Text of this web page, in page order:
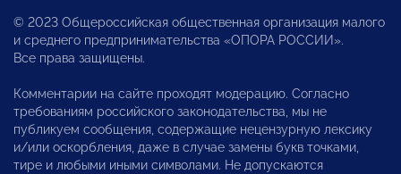
© 2023 Общероссийская общественная организация малого
и среднего предпринимательства «ОПОРА РОССИИ».
Все права защищены.
Комментарии на сайте проходят модерацию. Согласно
требованиям российского законодательства, мы не
публикуем сообщения, содержащие нецензурную лексику
и/или оскорбления, даже в случае замены букв точками,
тире и любыми иными символами. Не допускаются